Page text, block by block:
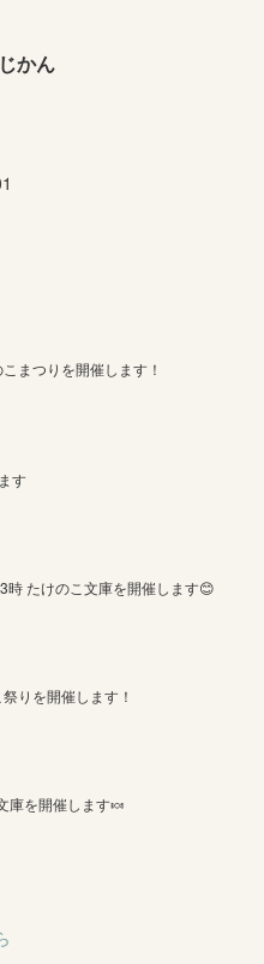
かん
まつりを開催します！
す
時 たけのこ文庫を開催します😊
りを開催します！
庫を開催します🍬